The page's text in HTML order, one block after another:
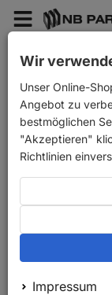
Menü
Zurück PKW
Wir
Unser Online-
Angebot zu
bestmöglichen
"Akzeptieren"
Richtlinien
Impressum